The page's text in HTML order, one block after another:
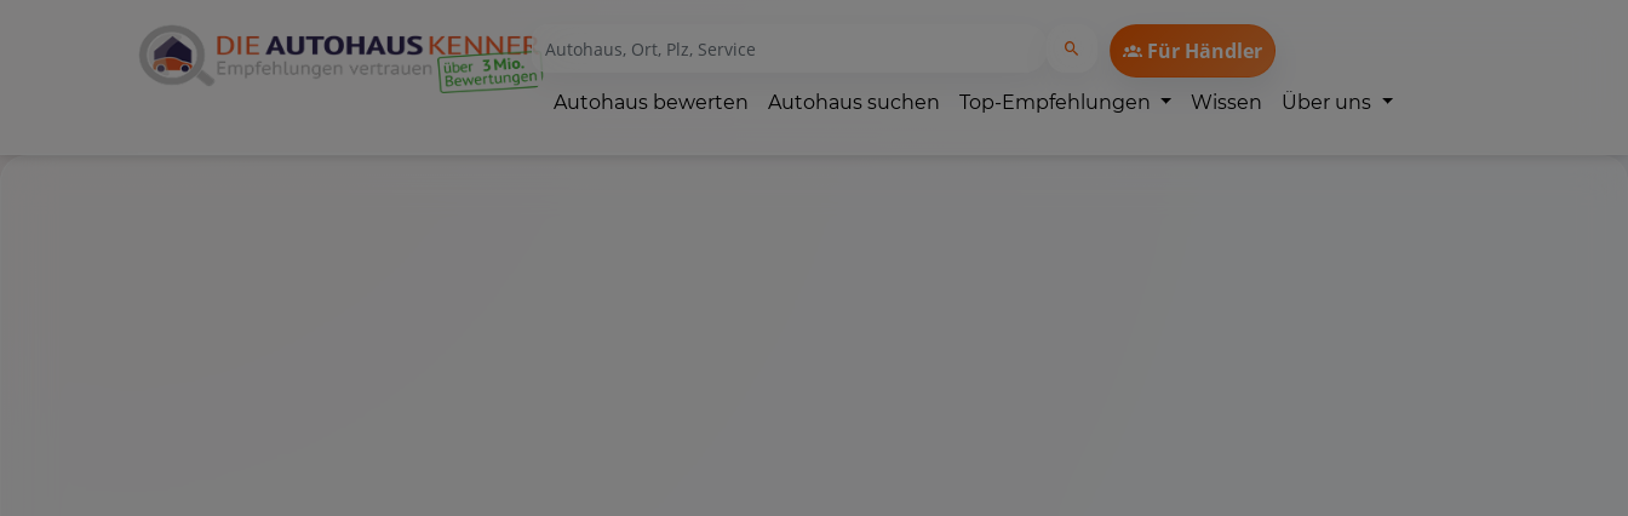
Für Händler
Autohaus bewerten Autohaus suchen Top-Empfehlungen Wissen Über uns